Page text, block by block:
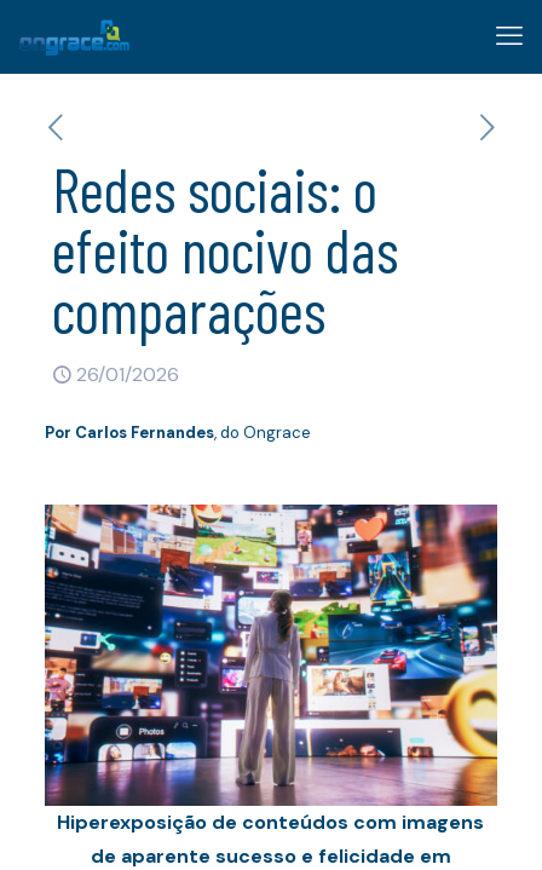
Redes sociais: o
efeito nocivo das
comparações
26/01/2026
Por Carlos Fernandes, do Ongrace
Hiperexposição de conteúdos com imagens
de aparente sucesso e felicidade em